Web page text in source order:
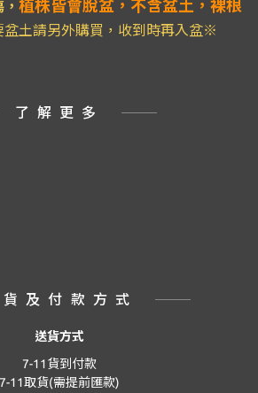
， 植株皆會脫盆，不含盆土，裸根
盆土請另外購買，收到時再入盆※
了解更多
及付款方式
送貨方式
7-11貨到付款
7-11取貨(需提前匯款)